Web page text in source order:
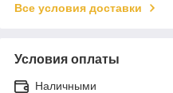
Все условия доставки
Условия оплаты
Наличными